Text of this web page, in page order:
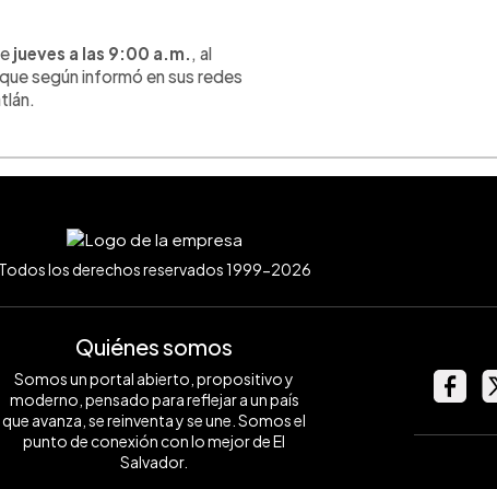
jueves a las 9:00 a.m., al
según informó en sus redes
Todos los derechos reservados 1999-2026
Quiénes somos
Somos un portal abierto, propositivo y
moderno, pensado para reflejar a un país
que avanza, se reinventa y se une. Somos el
punto de conexión con lo mejor de El
Salvador.